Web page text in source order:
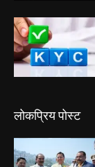
लोकप्रिय पोस्ट